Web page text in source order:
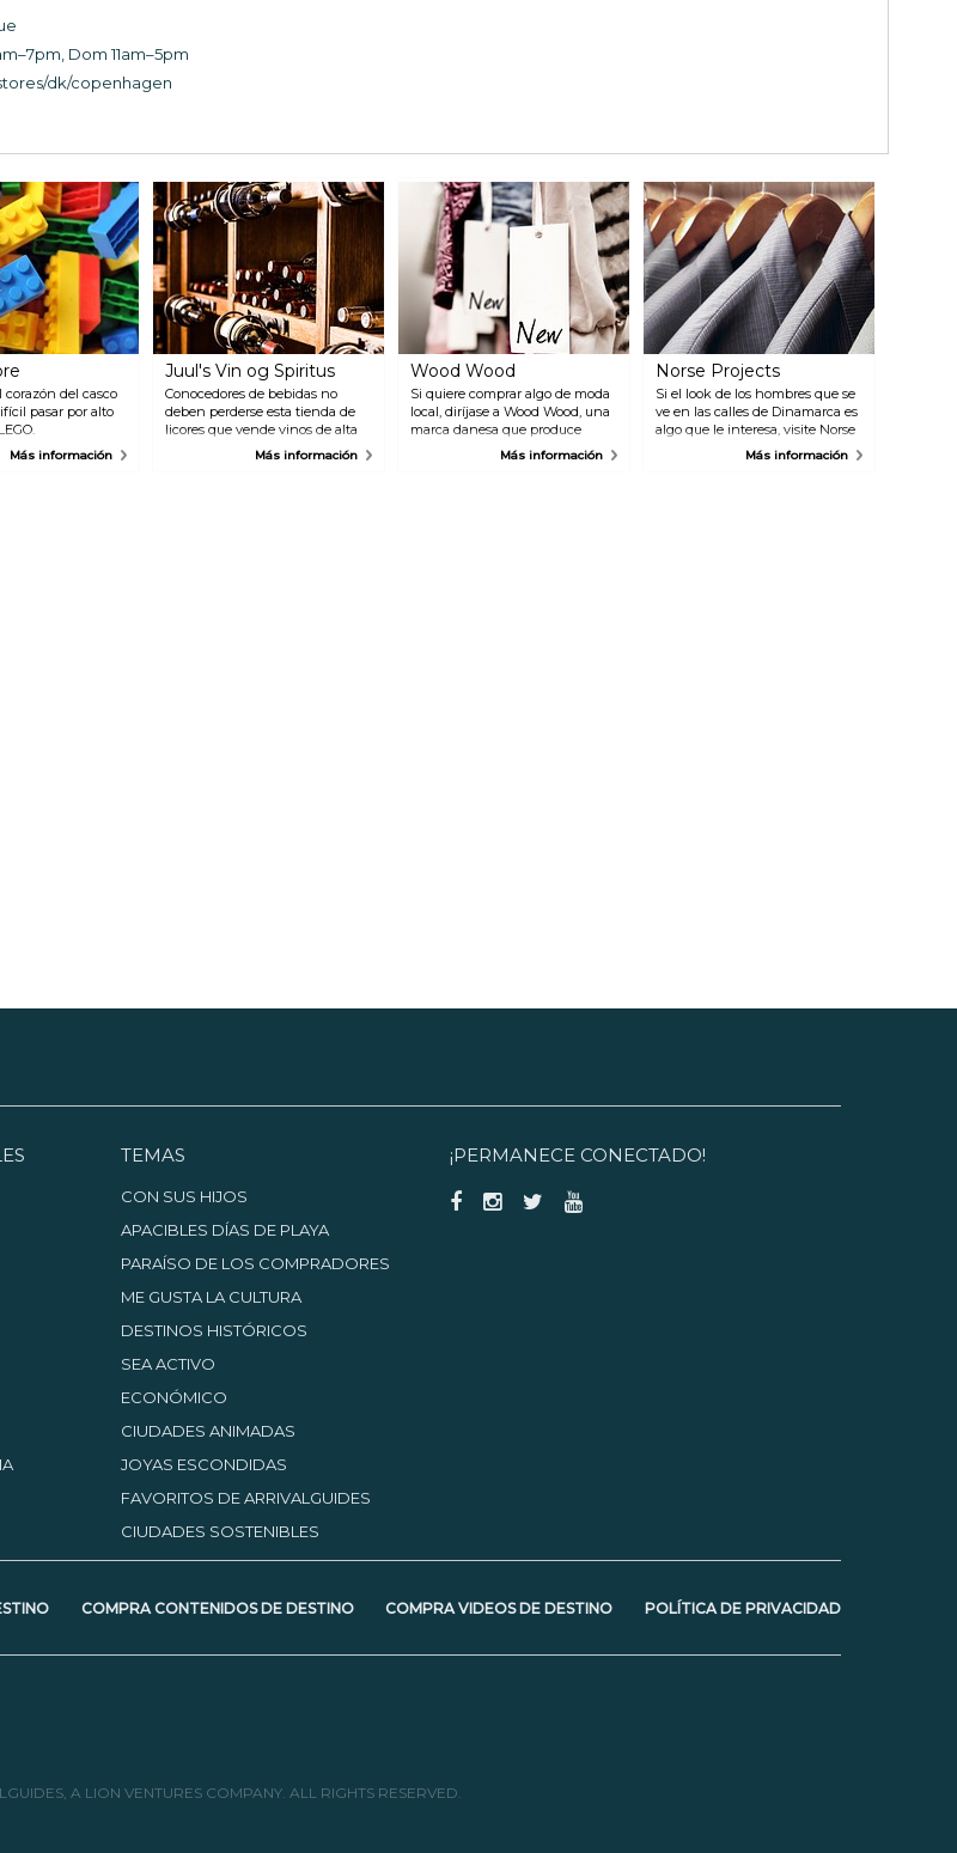
Dom 11am–5pm
dk/copenhagen
corazón del casco
pasar por alto
se ha reabierto
Más información
Juul's Vin og Spiritus
Conocedores de bebidas no
deben perderse esta tienda de
licores que vende vinos de alta
calidad y cuenta con una
Más información
Wood Wood
Si quiere comprar algo de moda
local, diríjase a Wood Wood, una
marca danesa que produce
prendas de vestir y accesorios de
Más información
Norse Projects
Si el look de los hombres que se
ve en las calles de Dinamarca es
algo que le interesa, visite Norse
Projects y navegue entre
Más información
TEMAS
CON SUS HIJOS
APACIBLES DÍAS DE PLAYA
PARAÍSO DE LOS COMPRADORES
ME GUSTA LA CULTURA
DESTINOS HISTÓRICOS
SEA ACTIVO
ECONÓMICO
CIUDADES ANIMADAS
JOYAS ESCONDIDAS
FAVORITOS DE ARRIVALGUIDES
CIUDADES SOSTENIBLES
¡PERMANECE CONECTADO!
COMPRA CONTENIDOS DE DESTINO COMPRA VIDEOS DE DESTINO POLÍTICA DE PRIVACIDAD
A LION VENTURES COMPANY. ALL RIGHTS RESERVED.